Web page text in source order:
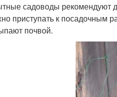
садоводы рекомендуют
приступать к посадочным
почвой.